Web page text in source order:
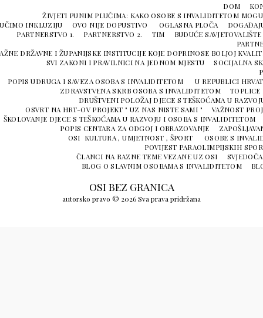
OSI BEZ GRANICA
autorsko pravo © 2026 Sva prava pridržana
DOM
ŽIVJETI PUNIM PLUČIMA: KAKO OSOBE S INVALIDITETOM
UČIMO INKLUZIJU
OVO NIJE DOPUSTIVO OGLASNA PLOČA
PARTNERSTVO 1.
PARTNERSTVO 2. TIM
BUDUĆE
DRŽAVNE I ŽUPANIJSKE INSTITUCIJE KOJE DOPRINOSE BOLJOJ
SVI ZAKONI I PRAVILNICI NA JEDNOM MJESTU
SOCIJALNA
POPIS UDRUGA I SAVEZA OSOBA S INVALIDITETOM U REPUBLICI
ZDRAVSTVENA SKRB OSOBA S INVALIDITETOM
TOPLICE
DRUŠTVENI POLOŽAJ DJECE S TEŠKOĆAMA U
OSVRT NA HRT-OV PROJEKT " UZ NAS NISTE SAMI "
VAŽNOST
ŠKOLOVANJE DJECE S TEŠKOĆAMA U RAZVOJU I OSOBA S INVALIDITETOM
POPIS CENTARA ZA ODGOJ I OBRAZOVANJE
OSI KULTURA , UMJETNOST , ŠPORT
OSOBE S
POVIJEST PARAOLIMPIJSKIH
ČLANCI NA RAZNE TEME VEZANE UZ OSI
BLOG O SLAVNIM OSOBAMA S INVALIDITETOM